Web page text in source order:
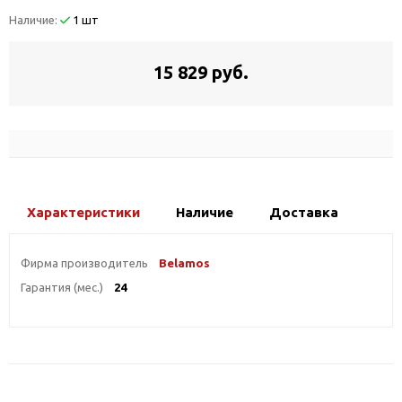
Наличие: 1 шт
15 829 руб.
Характеристики Наличие Доставка
Фирма производитель
Belamos
Гарантия (мес.)
24